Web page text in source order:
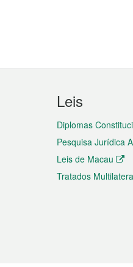
Leis
Diplomas
Pesquisa Jurídica
Leis de Macau
Tratados